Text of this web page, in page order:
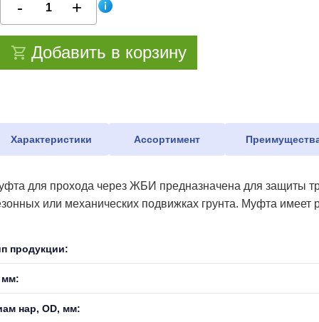
Добавить в корзину
Характеристики Ассортимент
для прохода через ЖБИ предназначена для защиты
или механических подвижках грунта. Муфта
продукции:
мм:
нар, OD, мм: